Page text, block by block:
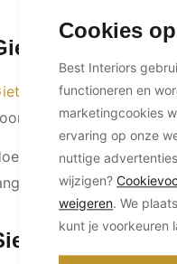
–
, zoals epoxy-
Ze zijn
gietvloeren een
levensduur. Dit
Cookies
Best Interiors
functioneren en
marketingcookies
ervaring op onze
nuttige
wijzigen?
weigeren. We
kunt je voorkeuren